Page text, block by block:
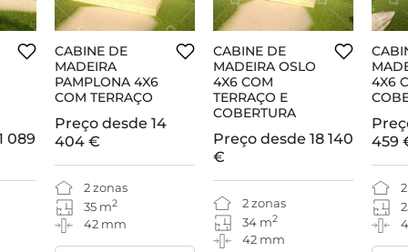
089
CABINE DE
MADEIRA
PAMPLONA 4X6
COM TERRAÇO
2 zonas
35 m2
42 mm
Preço desde 14
404 €
CABINE DE
MADEIRA OSLO
4X6 COM
TERRAÇO E
COBERTURA
2 zonas
34 m2
42 mm
Preço desde 18 140
€
4X6
459